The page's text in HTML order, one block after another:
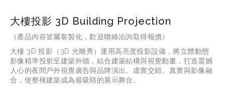
大樓投影 3D Building Projection
（產品內容皆屬客製化，歡迎聯絡洽詢取得報價）
大樓 3D 投影（ 3D 光雕秀）運用高亮度投影設備，將立體動態
影像精準投射至建築外牆，結合建築結構與視覺動畫，打造震撼
人心的夜間戶外視覺廣告與品牌演出。虛實交錯、真實與影像融
合，使整棟建築成為最吸睛的展示舞台。